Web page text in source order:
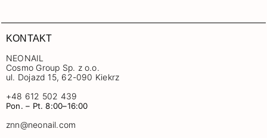
KONTAKT
NEONAIL
Cosmo Group Sp. z o.o.
ul. Dojazd 15, 62-090 Kiekrz
+48 612 502 439
Pon. – Pt. 8:00–16:00
znn@neonail.com